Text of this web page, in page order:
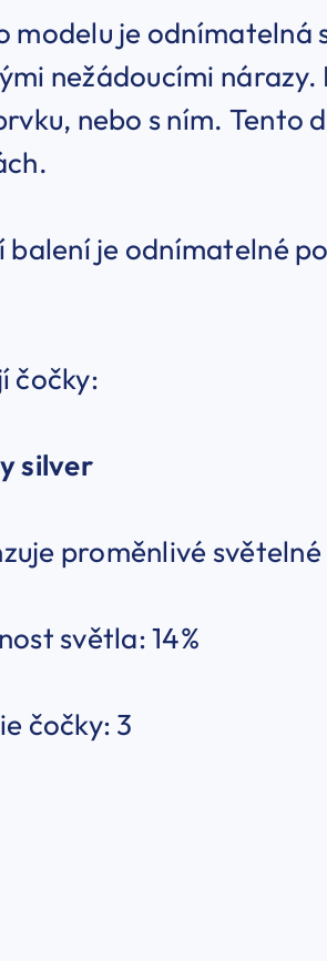
modelu je
nežádoucími
nebo s ním. Tento
balení je odnímatelné
čočky:
silver
proměnlivé
světla: 14%
čočky: 3